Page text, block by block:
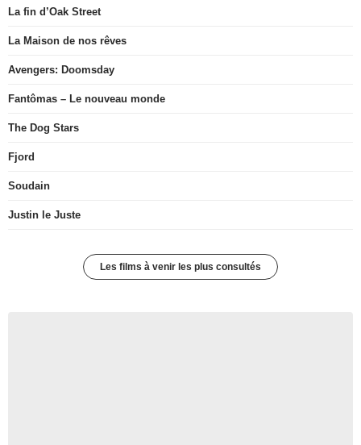
La fin d’Oak Street
La Maison de nos rêves
Avengers: Doomsday
Fantômas – Le nouveau monde
The Dog Stars
Fjord
Soudain
Justin le Juste
Les films à venir les plus consultés